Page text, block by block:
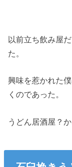
以前立ち飲み屋
た。
興味を惹かれた
くのであった。
うどん居酒屋？